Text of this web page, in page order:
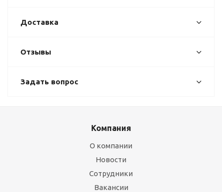
Доставка
Отзывы
Задать вопрос
Компания
О компании
Новости
Сотрудники
Вакансии